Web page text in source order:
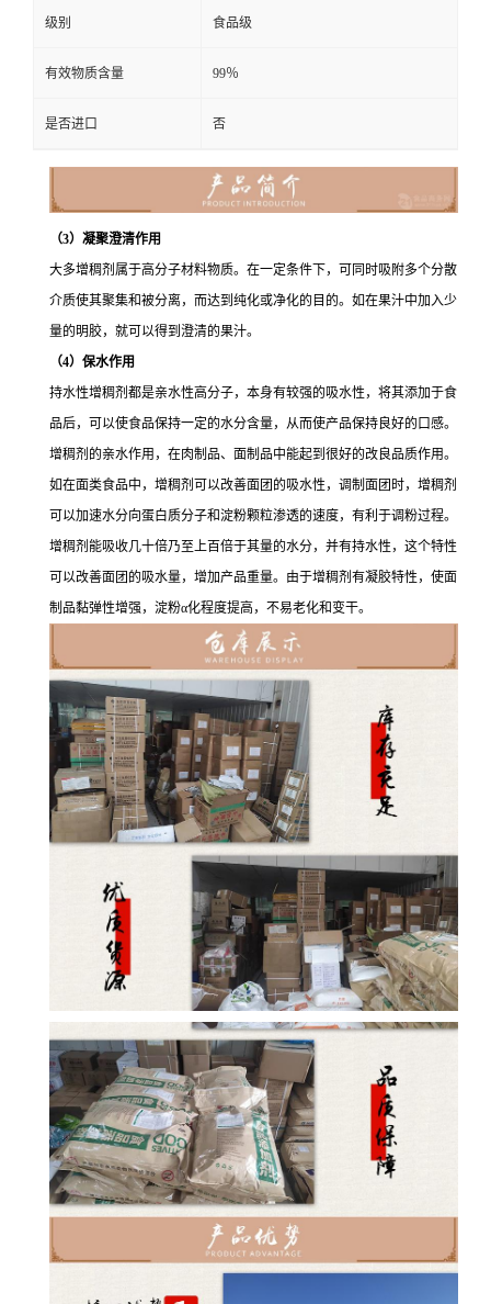
级别 食品级
有效物质含量 99％
是否进口 否
（3）凝聚澄清作用
大多增稠剂属于高分子材料物质。在一定条件下，可同时吸附多个分散
介质使其聚集和被分离，而达到纯化或净化的目的。如在果汁中加入少
量的明胶，就可以得到澄清的果汁。
（4）保水作用
持水性增稠剂都是亲水性高分子，本身有较强的吸水性，将其添加于食
品后，可以使食品保持一定的水分含量，从而使产品保持良好的口感。
增稠剂的亲水作用，在肉制品、面制品中能起到很好的改良品质作用。
如在面类食品中，增稠剂可以改善面团的吸水性，调制面团时，增稠剂
可以加速水分向蛋白质分子和淀粉颗粒渗透的速度，有利于调粉过程。
增稠剂能吸收几十倍乃至上百倍于其量的水分，并有持水性，这个特性
可以改善面团的吸水量，增加产品重量。由于增稠剂有凝胶特性，使面
制品黏弹性增强，淀粉α化程度提高，不易老化和变干。